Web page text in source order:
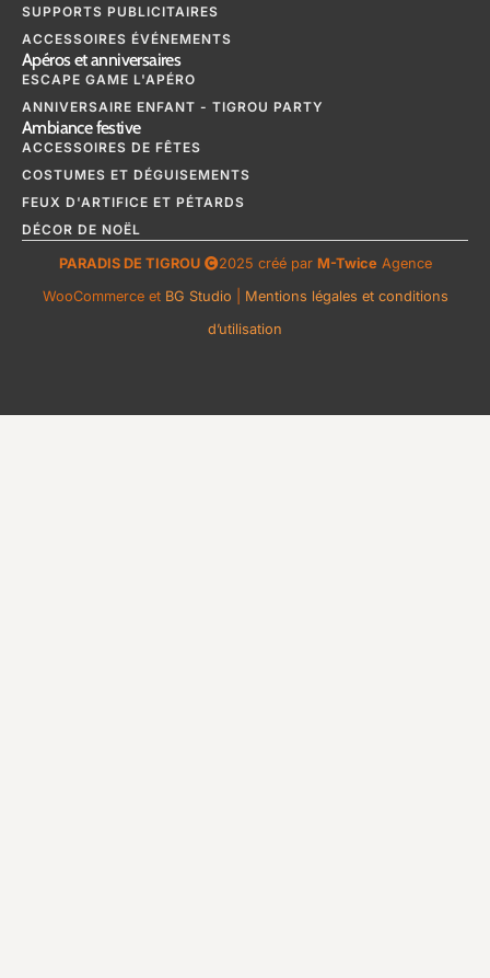
SUPPORTS PUBLICITAIRES
ACCESSOIRES ÉVÉNEMENTS
Apéros et anniversaires
ESCAPE GAME L'APÉRO
ANNIVERSAIRE ENFANT - TIGROU PARTY
Ambiance festive
ACCESSOIRES DE FÊTES
COSTUMES ET DÉGUISEMENTS
FEUX D'ARTIFICE ET PÉTARDS
DÉCOR DE NOËL
PARADIS DE TIGROU 2025 créé par M-Twice Agence
WooCommerce et BG Studio
Mentions légales et conditions
d’utilisation